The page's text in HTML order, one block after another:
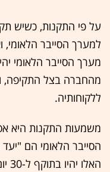
על פי התקנות, כשיש
למערך הסייבר הלאומי,
מערך הסייבר הלאומי
מהחברה בצל התקיפה,
ללקוחותיה.
משמעות התקנות היא
הסייבר הלאומי הם